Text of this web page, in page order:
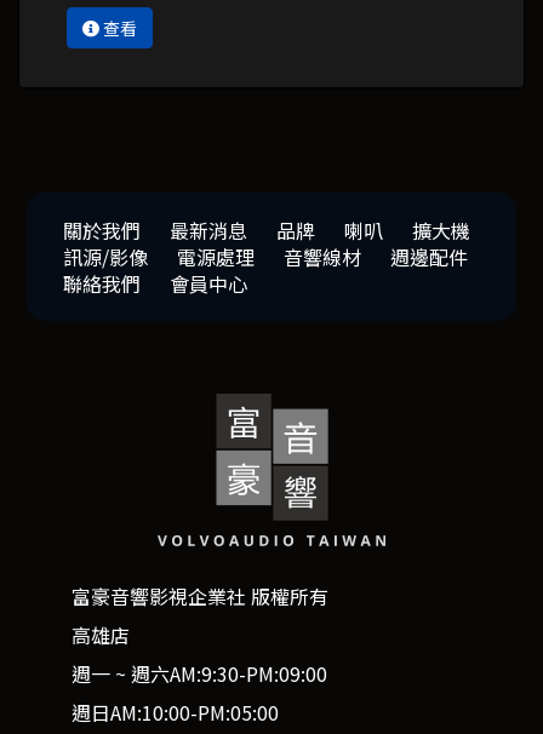
查看
關於我們 最新消息 品牌 喇叭
擴大機
訊源/影像
電源處理 音響線材
週邊配件
聯絡我們
會員中心
富豪音響影視企業社 版權所有
高雄店
週一 ~ 週六AM:9:30-PM:09:00
週日AM:10:00-PM:05:00